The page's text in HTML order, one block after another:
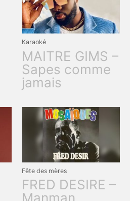
Karaoké
MAITRE GIMS –
Sapes comme
jamais
Fête des mères
FRED DESIRE –